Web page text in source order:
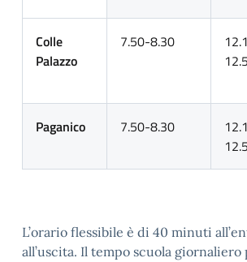
Colle
Palazzo
7.50-8.30
Paganico 7.50-8.30
L’orario flessibile è di 40 minuti
all’uscita. Il tempo scuola